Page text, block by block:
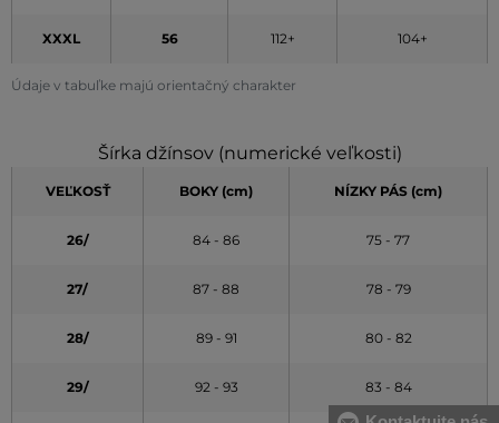
Údaje v tabuľke majú orientačný charakter
XXXL 56 112+ 104+
Šírka džínsov (numerické veľkosti)
VEĽKOSŤ BOKY (cm) NÍZKY PÁS (cm)
26/ 84 - 86 75 - 77
27/ 87 - 88 78 - 79
28/ 89 - 91 80 - 82
29/ 92 - 93 83 - 84